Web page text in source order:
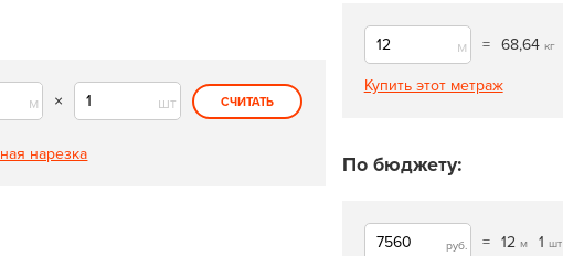
м × шт СЧИТАТЬ
нарезка
м = 68,64 кг
Купить этот метраж
По бюджету:
руб. = 12 м 1 шт